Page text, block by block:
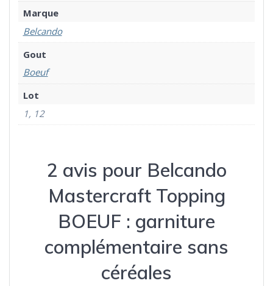
Marque
Belcando
Gout
Boeuf
Lot
1, 12
2 avis pour Belcando
Mastercraft Topping
BOEUF : garniture
complémentaire sans
céréales